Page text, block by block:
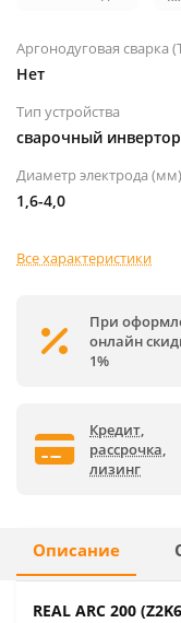
Аргонодуговая сварка
Нет
Тип устройства
сварочный
Диаметр электрода (мм)
1,6-4,0
Все характеристики
При
онлайн
1%
Кредит,
рассрочка,
лизинг
Описание
REAL ARC 200